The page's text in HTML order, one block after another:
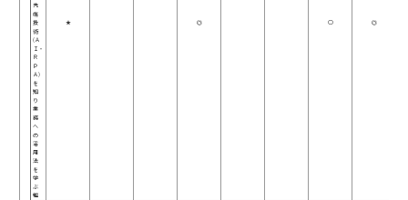
先
端
技
術
(Ａ
Ｉ・
Ｒ
Ｐ
Ａ)
を
知
り
業
務
へ
の
活
用
法
を
学
ぶ
編
★ ◎ ○ ◎